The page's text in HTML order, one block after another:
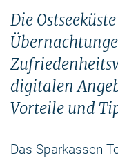
Die
digitalen
Vorteile und
Das Sparkassen-